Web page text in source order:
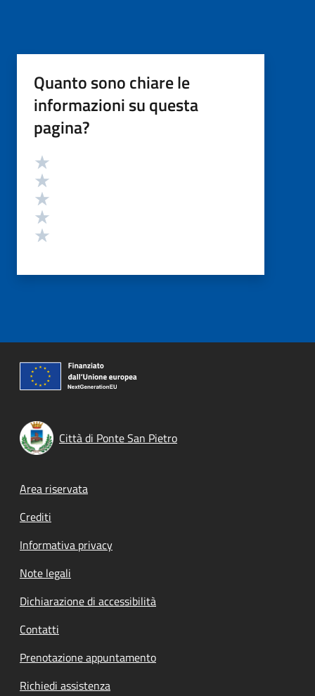
Quanto sono chiare le
informazioni su questa
pagina?
Valutazione
Città di Ponte San Pietro
Footer menu
Area riservata
Crediti
Informativa privacy
Note legali
Dichiarazione di accessibilità
Contatti
Prenotazione appuntamento
Richiedi assistenza